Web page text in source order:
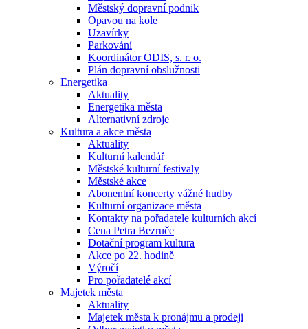
Městský dopravní podnik
Opavou na kole
Uzavírky
Parkování
Koordinátor ODIS, s. r. o.
Plán dopravní obslužnosti
Energetika
Aktuality
Energetika města
Alternativní zdroje
Kultura a akce města
Aktuality
Kulturní kalendář
Městské kulturní festivaly
Městské akce
Abonentní koncerty vážné hudby
Kulturní organizace města
Kontakty na pořadatele kulturních akcí
Cena Petra Bezruče
Dotační program kultura
Akce po 22. hodině
Výročí
Pro pořadatelé akcí
Majetek města
Aktuality
Majetek města k pronájmu a prodeji